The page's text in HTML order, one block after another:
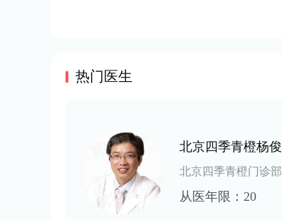
热门医生
北京四季青橙杨俊
北京四季青橙门诊部
从医年限：20